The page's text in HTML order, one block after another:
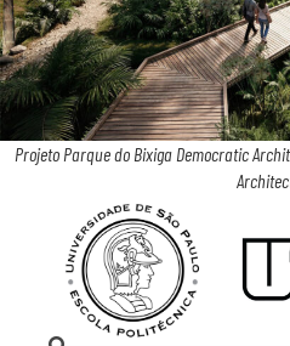
Projeto Parque do Bixiga Democratic